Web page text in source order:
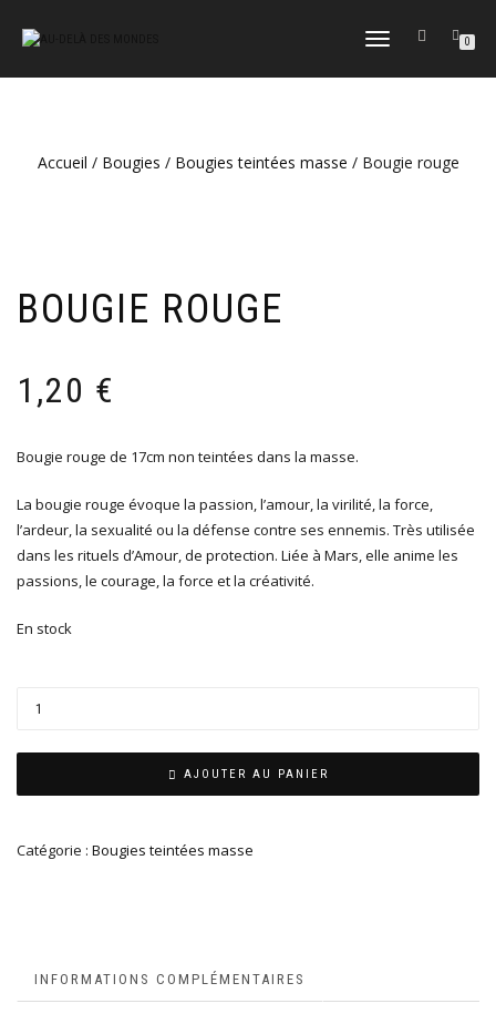
DÉPLIER
NAVIGATION
0
Accueil / Bougies / Bougies teintées masse / Bougie rouge
BOUGIE ROUGE
1,20 €
Bougie rouge de 17cm non teintées dans la masse.
La bougie rouge évoque la passion, l’amour, la virilité, la force,
l’ardeur, la sexualité ou la défense contre ses ennemis. Très utilisée
dans les rituels d’Amour, de protection. Liée à Mars, elle anime les
passions, le courage, la force et la créativité.
En stock
AJOUTER AU PANIER
Catégorie : Bougies teintées masse
INFORMATIONS COMPLÉMENTAIRES